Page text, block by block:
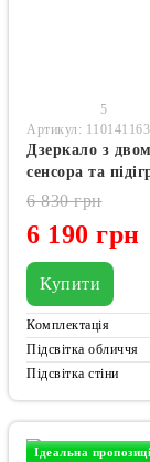
5
Артикул:
Дзеркало з
сенсора та
6 190 грн
6 830 грн
Купити
Комплектація
Підсвітка обличчя
Підсвітка стіни
Ідеальна